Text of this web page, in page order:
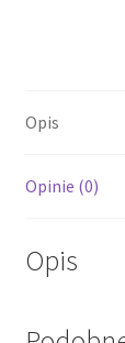
Opis
Opinie (0)
Opis